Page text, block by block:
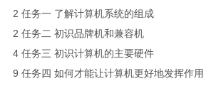
2 任务一 了解计算机系统的组成
2 任务二 初识品牌机和兼容机
4 任务三 初识计算机的主要硬件
9 任务四 如何才能让计算机更好地发挥作用